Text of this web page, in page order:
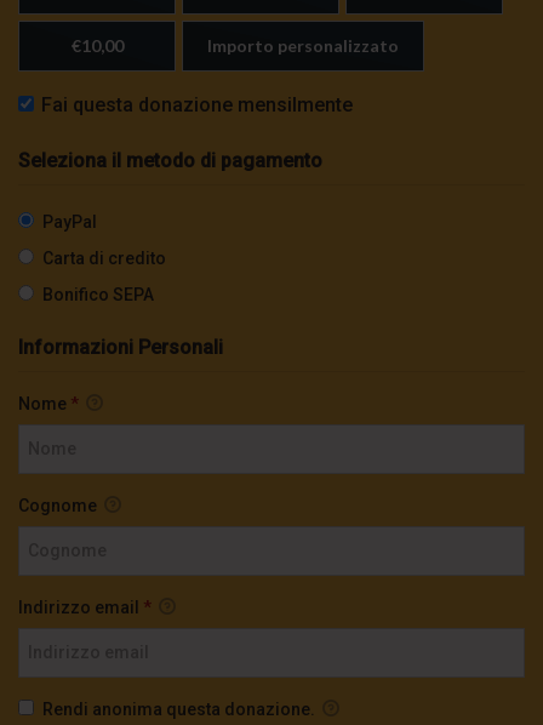
€10,00 Importo personalizzato
Fai questa donazione mensilmente
Seleziona il metodo di pagamento
PayPal
Carta di credito
Bonifico SEPA
Informazioni Personali
Nome *
Cognome
Indirizzo email *
Rendi anonima questa donazione.